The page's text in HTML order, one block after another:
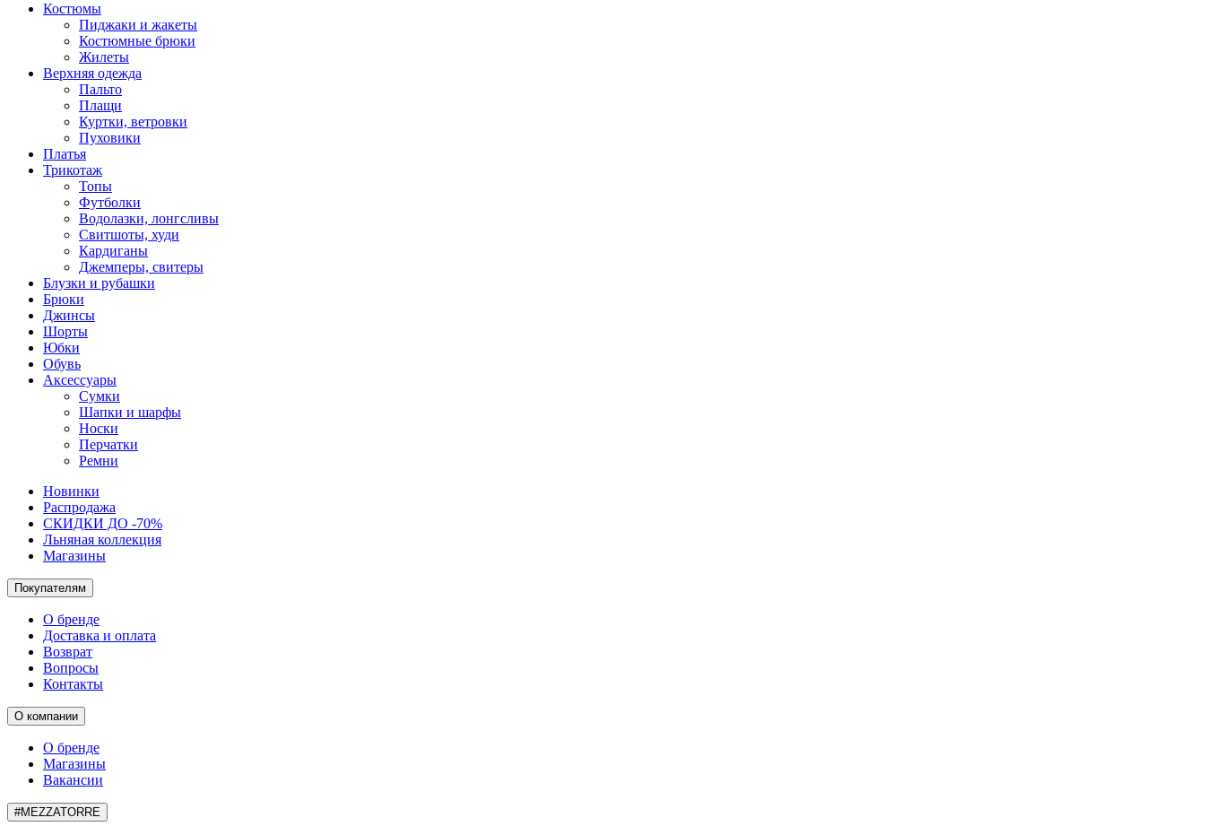
Костюмы
Пиджаки и жакеты
Костюмные брюки
Жилеты
Верхняя одежда
Пальто
Плащи
Куртки, ветровки
Пуховики
Платья
Трикотаж
Топы
Футболки
Водолазки, лонгсливы
Свитшоты, худи
Кардиганы
Джемперы, свитеры
Блузки и рубашки
Брюки
Джинсы
Шорты
Юбки
Обувь
Аксессуары
Сумки
Шапки и шарфы
Носки
Перчатки
Ремни
Новинки
Распродажа
СКИДКИ ДО -70%
Льняная коллекция
Магазины
Покупателям
О бренде
Доставка и оплата
Возврат
Вопросы
Контакты
О компании
О бренде
Магазины
Вакансии
#MEZZATORRE